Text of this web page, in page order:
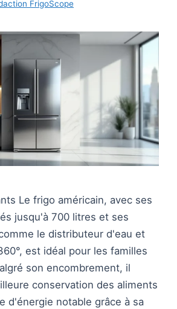
FrigoScope
Le frigo américain, avec ses
jusqu'à 700 litres et ses
le distributeur d'eau et
est idéal pour les familles
son encombrement, il
conservation des aliments
d'énergie notable grâce à sa